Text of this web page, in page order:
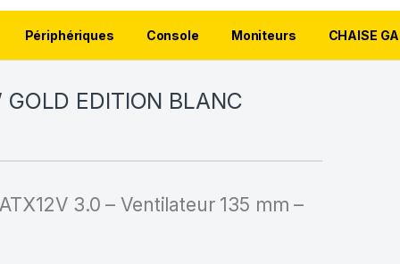
Périphériques Console Moniteurs CHAISE
EDITION BLANC
3.0 – Ventilateur 135 mm –